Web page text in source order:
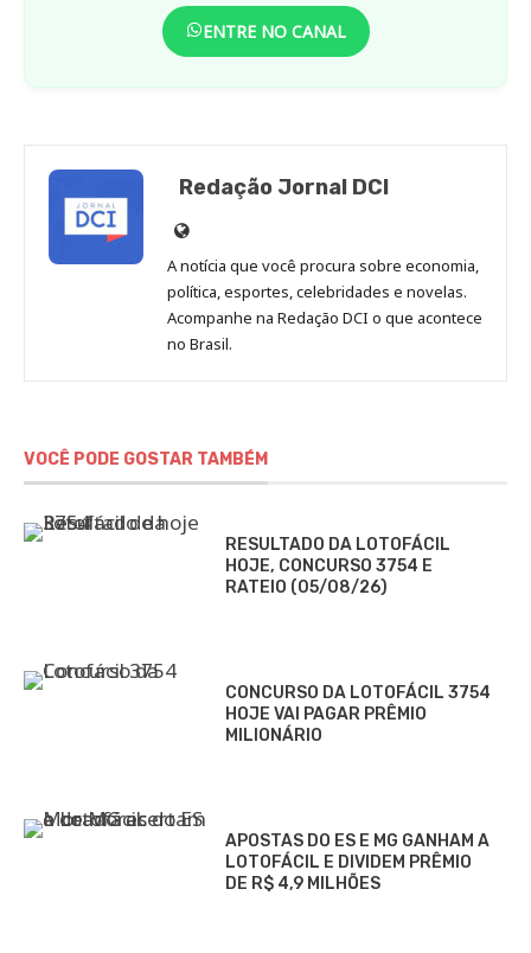
ENTRE NO CANAL
Redação Jornal DCI
Site
de
Redação
Jornal
DCI
A notícia que você procura sobre economia,
política, esportes, celebridades e novelas.
Acompanhe na Redação DCI o que acontece
no Brasil.
VOCÊ PODE GOSTAR TAMBÉM
RESULTADO DA LOTOFÁCIL
HOJE, CONCURSO 3754 E
RATEIO (05/08/26)
CONCURSO DA LOTOFÁCIL 3754
HOJE VAI PAGAR PRÊMIO
MILIONÁRIO
APOSTAS DO ES E MG GANHAM A
LOTOFÁCIL E DIVIDEM PRÊMIO
DE R$ 4,9 MILHÕES